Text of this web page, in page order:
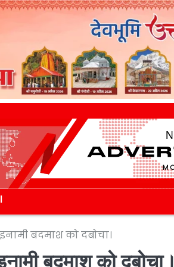
बदमाश को दबोचा।
बदमाश को दबोचा।